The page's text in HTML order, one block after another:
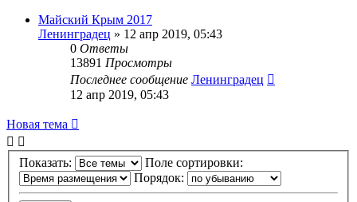
Майский Крым 2017
Ленинградец » 12 апр 2019, 05:43
0 Ответы
13891 Просмотры
Последнее сообщение Ленинградец
12 апр 2019, 05:43
Новая тема
Показать:
Поле сортировки:
Порядок: